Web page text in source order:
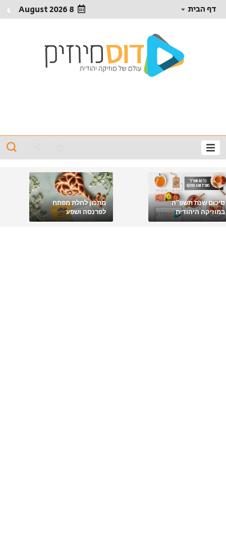
דף הבית 8 August 2026
סיכום שנת תשפ"ה
במוזיקה היהודית
מתכון לחלת מפתח
לפרנסה ושפע